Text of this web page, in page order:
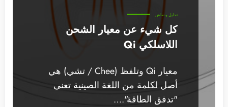
تحليل و نقاش
كل شيء عن معيار الشحن
اللاسلكي Qi
معيار Qi وتلفظ (Chee / تشي) هي
أصل لكلمة من اللغة الصينية تعني
"تدفق الطاقة".…